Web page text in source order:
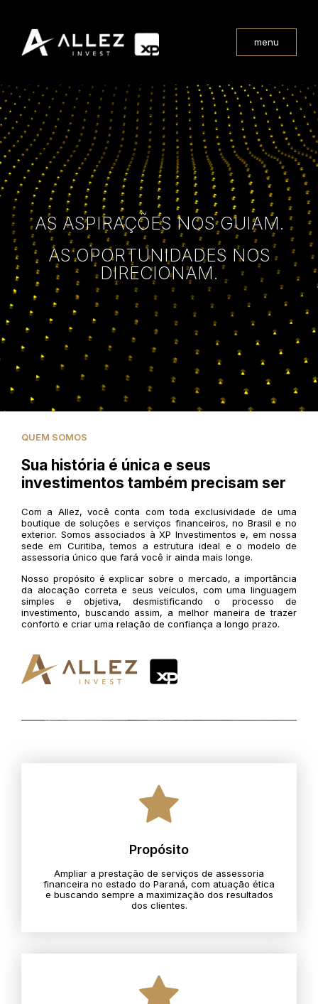
menu
AS ASPIRAÇÕES NOS GUIAM.
AS OPORTUNIDADES NOS
DIRECIONAM.
QUEM SOMOS
Sua história é única e seus
investimentos também precisam ser
Com a Allez, você conta com toda exclusividade de uma
boutique de soluções e serviços financeiros, no Brasil e no
exterior. Somos associados à XP Investimentos e, em nossa
sede em Curitiba, temos a estrutura ideal e o modelo de
assessoria único que fará você ir ainda mais longe.
Nosso propósito é explicar sobre o mercado, a importância
da alocação correta e seus veículos, com uma linguagem
simples e objetiva, desmistificando o processo de
investimento, buscando assim, a melhor maneira de trazer
conforto e criar uma relação de confiança a longo prazo.
Propósito
Ampliar a prestação de serviços de assessoria
financeira no estado do Paraná, com atuação ética
e buscando sempre a maximização dos resultados
dos clientes.